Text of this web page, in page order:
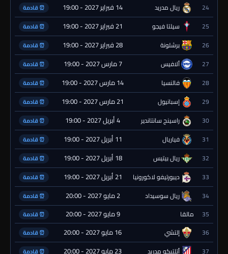
24 ريال مدريد 14 فبراير 2027 - 19:00 ⏰ قادمة
25 سيلتا فيجو 21 فبراير 2027 - 19:00 ⏰ قادمة
26 برشلونة 28 فبراير 2027 - 19:00 ⏰ قادمة
27 ألافيس 7 مارس 2027 - 19:00 ⏰ قادمة
28 فالنسيا 14 مارس 2027 - 19:00 ⏰ قادمة
29 إسبانيول 21 مارس 2027 - 19:00 ⏰ قادمة
30 راسينج سانتاندير 4 أبريل 2027 - 19:00 ⏰ قادمة
31 فياريال 11 أبريل 2027 - 19:00 ⏰ قادمة
32 ريال بيتيس 18 أبريل 2027 - 19:00 ⏰ قادمة
33 ديبورتيفو لاكورونيا 21 أبريل 2027 - 19:00 ⏰ قادمة
34 ريال سوسيداد 2 مايو 2027 - 20:00 ⏰ قادمة
35 مالقا 9 مايو 2027 - 20:00 ⏰ قادمة
36 إلتشي 16 مايو 2027 - 20:00 ⏰ قادمة
37 أتلتيكو مدريد 23 مايو 2027 - 20:00 ⏰ قادمة